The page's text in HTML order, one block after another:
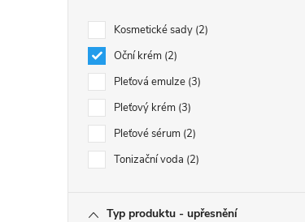
Kosmetické sady 2
Oční krém 2
Pleťová emulze 3
Pleťový krém 3
Pleťové sérum 2
Tonizační voda 2
Typ produktu - upřesnění